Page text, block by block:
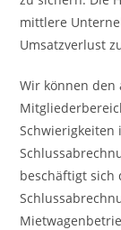
mittlere
Umsatzverlust
Wir können den
Schwierigkeiten
beschäftigt sich